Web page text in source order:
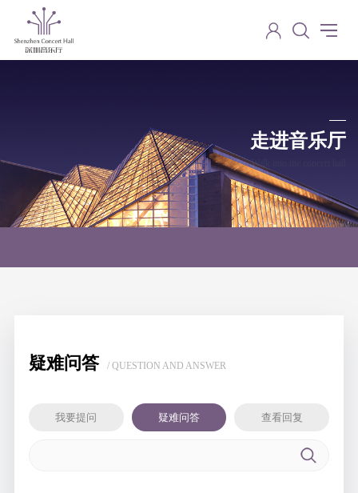
走进音乐厅
Walk into the concert hall
疑难问答 / QUESTION AND ANSWER
我要提问 疑难问答 查看回复